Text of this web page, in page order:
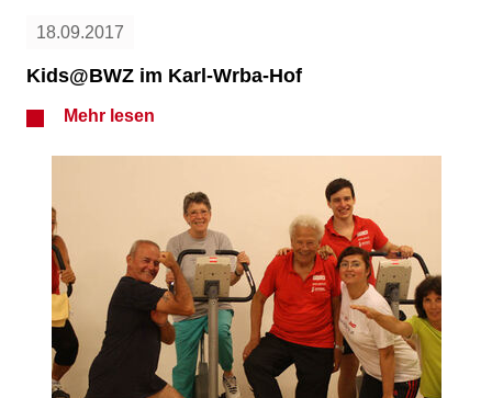
18.09.2017
Kids@BWZ im Karl-Wrba-Hof
Mehr lesen